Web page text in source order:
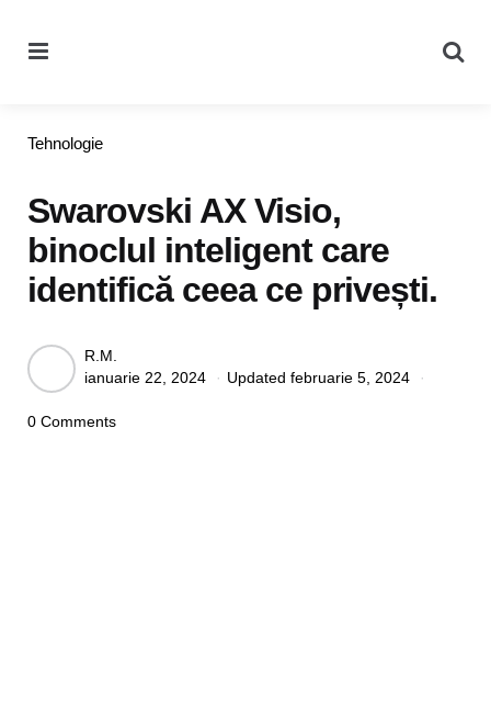
Categories
Tehnologie
Swarovski AX Visio,
binoclul inteligent care
identifică ceea ce privești.
Posted
by
R.M.
ianuarie 22, 2024
Updated februarie 5, 2024
0 Comments